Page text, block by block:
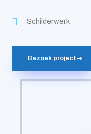
Schilderwerk
Bezoek project